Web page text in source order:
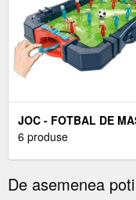
JOC - FOTBAL DE
6 produse
De asemenea